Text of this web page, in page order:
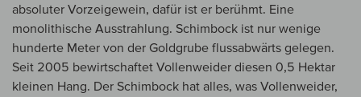
absoluter Vorzeigewein, dafür ist er berühmt. Eine
monolithische Ausstrahlung. Schimbock ist nur wenige
hunderte Meter von der Goldgrube flussabwärts gelegen.
Seit 2005 bewirtschaftet Vollenweider diesen 0,5 Hektar
kleinen Hang. Der Schimbock hat alles, was Vollenweider,